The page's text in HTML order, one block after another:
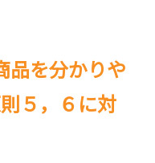
品を分かりや
５，６に対